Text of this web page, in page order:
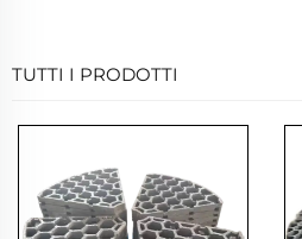
TUTTI I PRODOTTI